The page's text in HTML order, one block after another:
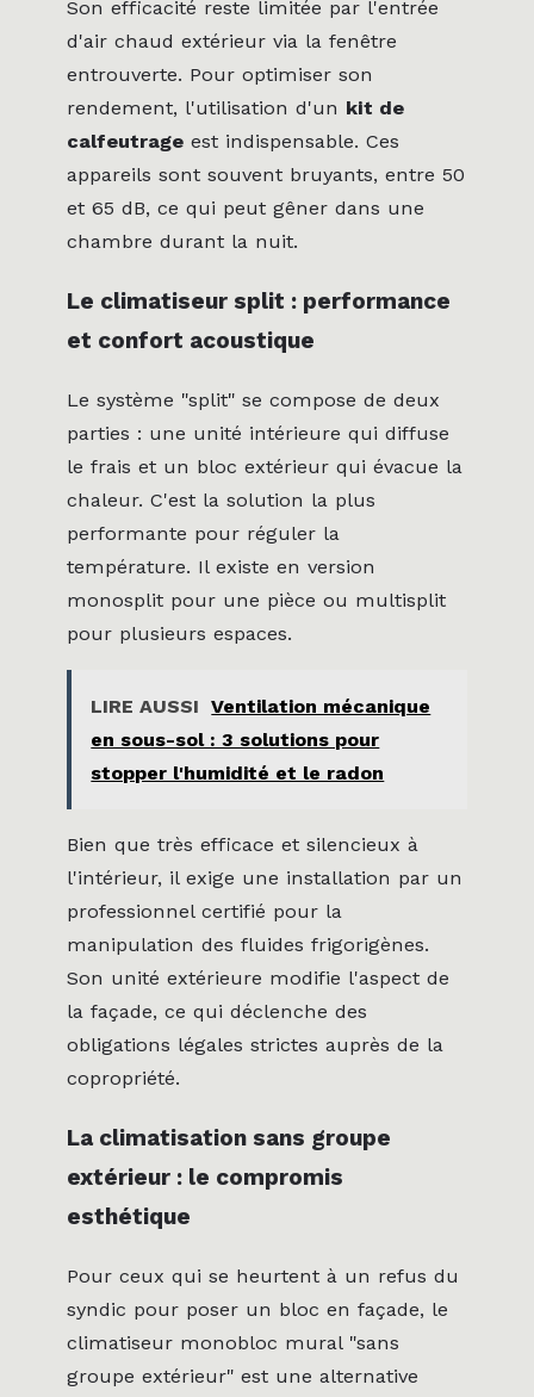
Son efficacité reste limitée par l'entrée
d'air chaud extérieur via la fenêtre
entrouverte. Pour optimiser son
rendement, l'utilisation d'un kit de
calfeutrage est indispensable. Ces
appareils sont souvent bruyants, entre 50
et 65 dB, ce qui peut gêner dans une
chambre durant la nuit.
Le climatiseur split : performance
et confort acoustique
Le système "split" se compose de deux
parties : une unité intérieure qui diffuse
le frais et un bloc extérieur qui évacue la
chaleur. C'est la solution la plus
performante pour réguler la
température. Il existe en version
monosplit pour une pièce ou multisplit
pour plusieurs espaces.
LIRE AUSSI Ventilation mécanique
en sous-sol : 3 solutions pour
stopper l'humidité et le radon
Bien que très efficace et silencieux à
l'intérieur, il exige une installation par un
professionnel certifié pour la
manipulation des fluides frigorigènes.
Son unité extérieure modifie l'aspect de
la façade, ce qui déclenche des
obligations légales strictes auprès de la
copropriété.
La climatisation sans groupe
extérieur : le compromis
esthétique
Pour ceux qui se heurtent à un refus du
syndic pour poser un bloc en façade, le
climatiseur monobloc mural "sans
groupe extérieur" est une alternative